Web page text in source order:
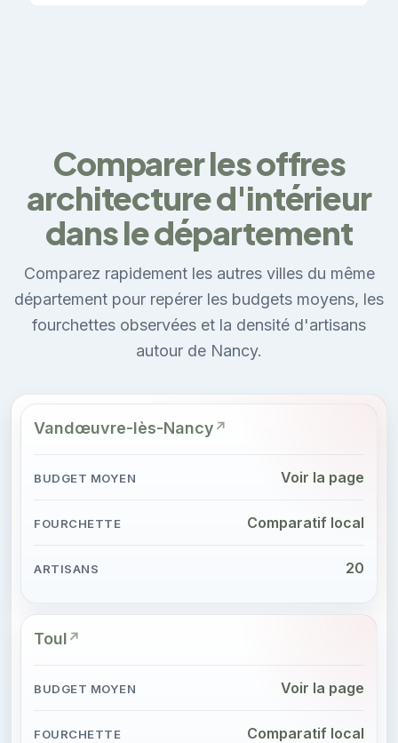
Comparer les offres
architecture d'intérieur
dans le département
Comparez rapidement les autres villes du même
département pour repérer les budgets moyens, les
fourchettes observées et la densité d'artisans
autour de Nancy.
Vandœuvre-lès-Nancy
Voir la page
Comparatif local
20
Toul
Voir la page
Comparatif local